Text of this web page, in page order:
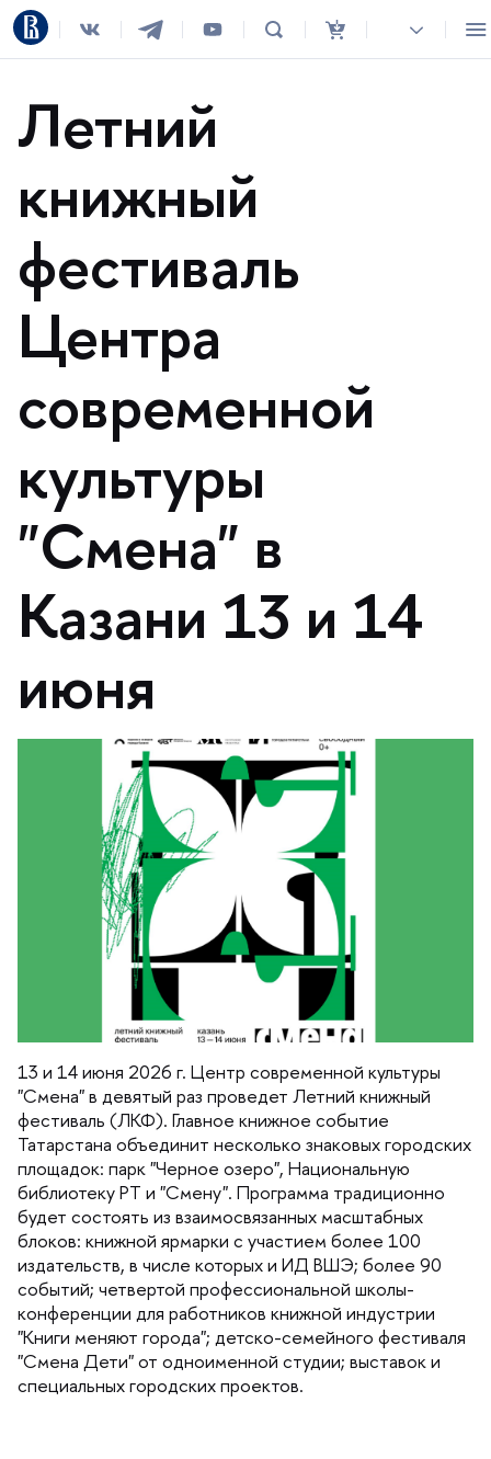
Летний
книжный
фестиваль
Центра
современной
культуры
"Смена"
Казани 13 и 14
июня
13 и 14 июня 2026 г. Центр современной культуры
"Смена" в девятый раз проведет Летний книжный
фестиваль (ЛКФ). Главное книжное событие
Татарстана объединит несколько знаковых городских
площадок: парк "Черное озеро", Национальную
иблиотеку РТ и "Смену". Программа традиционно
удет состоять из взаимосвязанных масштабных
локов: книжной ярмарки с участием более 100
издательств, в числе которых и ИД ВШЭ; более 90
событий; четвертой профессиональной школы-
конференции для работников книжной индустрии
"Книги меняют города"; детско-семейного фестиваля
"Смена Дети" от одноименной студии; выставок и
специальных городских проектов.